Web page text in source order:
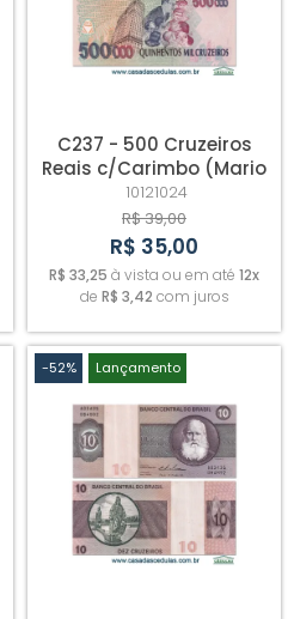
C237 - 500 Cruzeiros
Reais c/Carimbo (Mario
de Andrade) - Fe
10121024
R$ 39,00
R$ 35,00
R$ 33,25 à vista ou em até 12x
de R$ 3,42 com juros
-52% Lançamento